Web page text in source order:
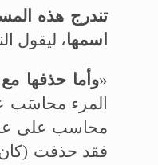
تندرج هذه
اسمها، ليقول
«وأما حذفها
المرء محاسَب
محاسب على
فقد حذفت